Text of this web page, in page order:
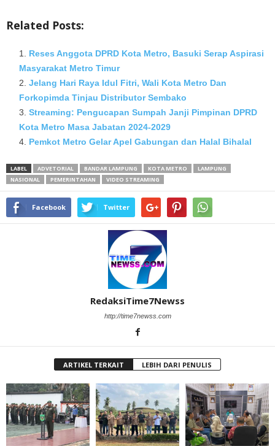
Related Posts:
Reses Anggota DPRD Kota Metro, Basuki Serap Aspirasi
Masyarakat Metro Timur
Jelang Hari Raya Idul Fitri, Wali Kota Metro Dan
Forkopimda Tinjau Distributor Sembako
Streaming: Pengucapan Sumpah Janji Pimpinan DPRD
Kota Metro Masa Jabatan 2024-2029
Pemkot Metro Gelar Apel Gabungan dan Halal Bihalal
LABEL ADVETORIAL BANDAR LAMPUNG KOTA METRO
LAMPUNG
NASIONAL
PEMERINTAHAN VIDEO STREAMING
Facebook Twitter
RedaksiTime7Newss
http://time7newss.com
ARTIKEL TERKAIT LEBIH DARI PENULIS